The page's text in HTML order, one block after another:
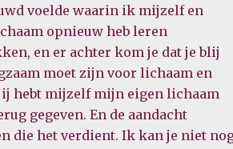
voelde waarin ik mijzelf en
opnieuw heb leren
en er achter kom je dat je blij
moet zijn voor lichaam en
hebt mijzelf mijn eigen lichaam
gegeven. En de aandacht
die het verdient. Ik kan je niet